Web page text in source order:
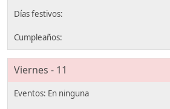
Viernes - 11